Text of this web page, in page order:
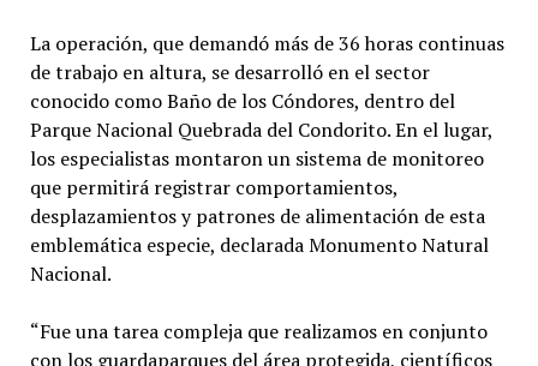
La operación, que demandó más de 36 horas continuas
de trabajo en altura, se desarrolló en el sector
conocido como Baño de los Cóndores, dentro del
Parque Nacional Quebrada del Condorito. En el lugar,
los especialistas montaron un sistema de monitoreo
que permitirá registrar comportamientos,
desplazamientos y patrones de alimentación de esta
emblemática especie, declarada Monumento Natural
Nacional.
“Fue una tarea compleja que realizamos en conjunto
con los guardaparques del área protegida, científicos